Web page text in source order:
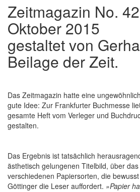
Zeitmagazin No.
Oktober 2015
gestaltet von
Beilage der Zeit.
Das Zeitmagazin hatte eine
gute Idee: Zur Frankfurter Buchmesse
gesamte Heft vom Verleger und
gestalten.
Das Ergebnis ist tatsächlich
ästhetisch gelungenen Titelbild, über
verschiedenen Papiersorten, die
Göttinger die Leser auffordert. »Papier